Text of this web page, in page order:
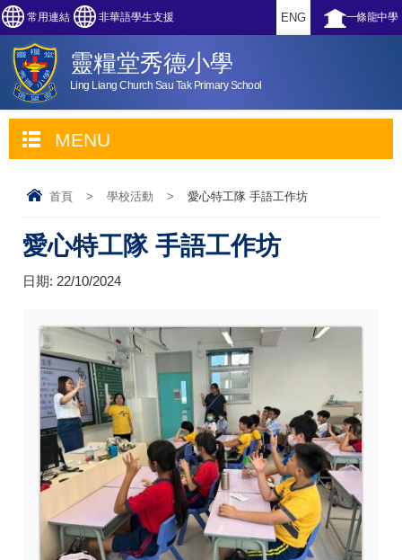
常用連結 非華語學生支援 一條龍中學
ENG
靈糧堂秀德小學
Ling Liang Church Sau Tak Primary School
MENU
首頁 > 學校活動 > 愛心特工隊 手語工作坊
愛心特工隊 手語工作坊
日期: 22/10/2024